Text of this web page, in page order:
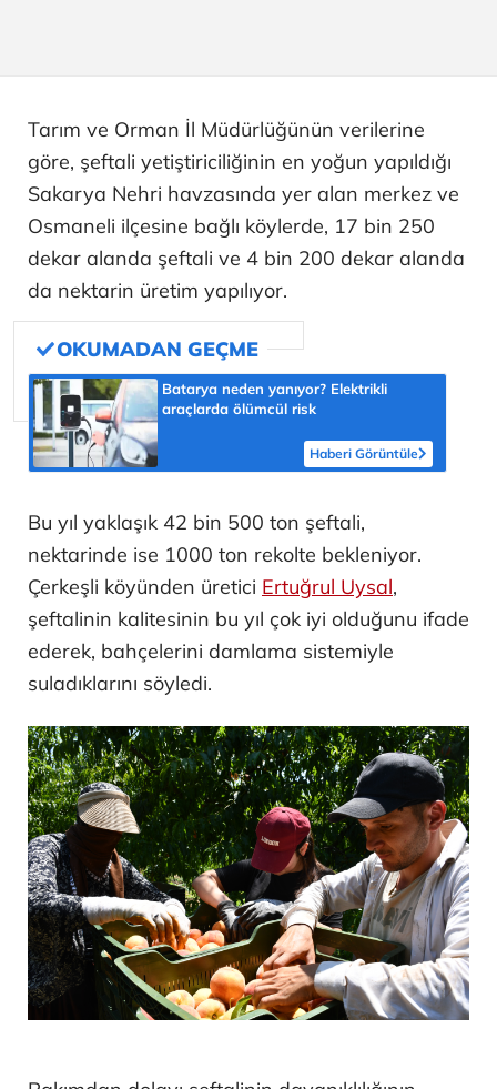
Tarım ve Orman İl Müdürlüğünün verilerine
göre, şeftali yetiştiriciliğinin en yoğun yapıldığı
Sakarya Nehri havzasında yer alan merkez ve
Osmaneli ilçesine bağlı köylerde, 17 bin 250
dekar alanda şeftali ve 4 bin 200 dekar alanda
da nektarin üretim yapılıyor.
Batarya neden yanıyor? Elektrikli
araçlarda ölümcül risk
Haberi Görüntüle
Bu yıl yaklaşık 42 bin 500 ton şeftali,
nektarinde ise 1000 ton rekolte bekleniyor.
Çerkeşli köyünden üretici Ertuğrul Uysal,
şeftalinin kalitesinin bu yıl çok iyi olduğunu ifade
ederek, bahçelerini damlama sistemiyle
suladıklarını söyledi.